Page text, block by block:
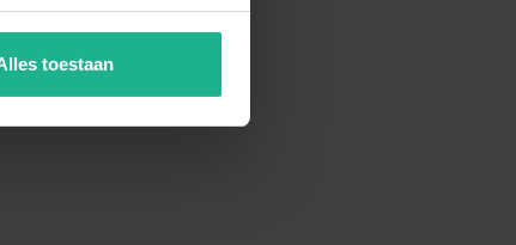
toestaan